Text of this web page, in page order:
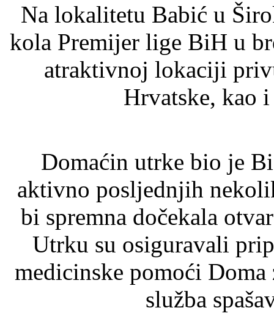
Na lokalitetu Babić u
kola Premijer lige BiH u
atraktivnoj lokaciji
Hrvatske, kao
Domaćin utrke bio je
aktivno posljednjih
bi spremna dočekala
Utrku su osiguravali
medicinske pomoći
služba